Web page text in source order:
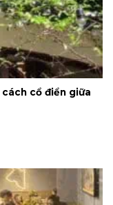
cổ điển giữa